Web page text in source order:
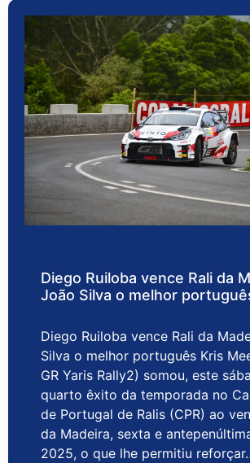
Diego Ruiloba vence Rali da
João Silva o melhor
Diego Ruiloba vence Rali da
Silva o melhor português Kris
GR Yaris Rally2) somou, este
quarto êxito da temporada no
de Portugal de Ralis (CPR) ao
da Madeira, sexta e
2025, o que lhe permitiu